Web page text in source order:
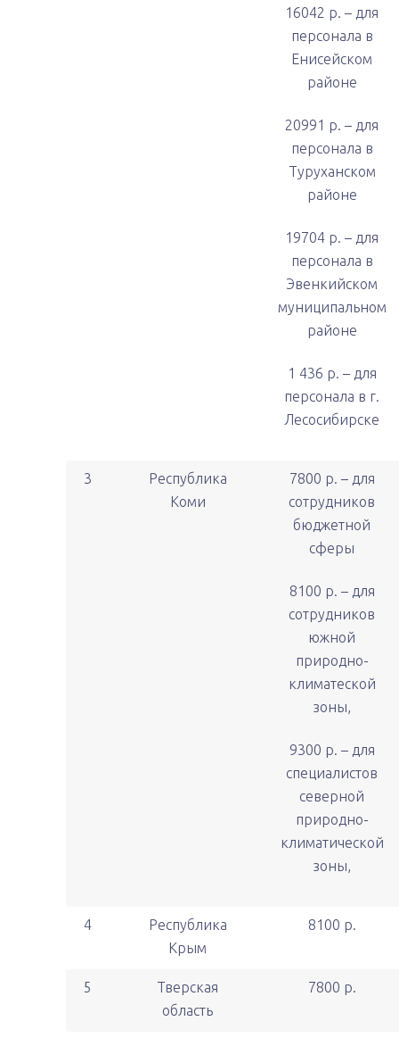
16042 р. – для
персонала в
Енисейском
районе
20991 р. – для
персонала в
Туруханском
районе
19704 р. – для
персонала в
Эвенкийском
муниципальном
районе
1 436 р. – для
персонала в г.
Лесосибирске
3
Республика
Коми
7800 р. – для
сотрудников
бюджетной
сферы
8100 р. – для
сотрудников
южной
природно-
климатеской
зоны,
9300 р. – для
специалистов
северной
природно-
климатической
зоны,
4
Республика
Крым
8100 р.
5
Тверская
область
7800 р.